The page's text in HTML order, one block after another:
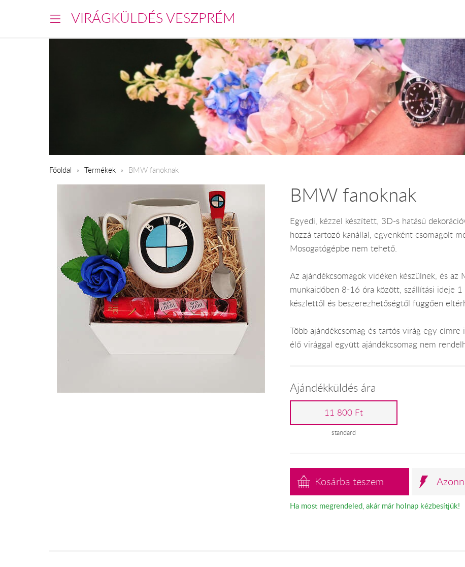
VIRÁGKÜLDÉS VESZPRÉM
Főoldal Termékek BMW fanoknak
BMW fanoknak
Egyedi, kézzel készített, 3D-s hatású
hozzá tartozó kanállal, egyenként csomagolt
Mosogatógépbe nem tehető.
Az ajándékcsomagok vidéken készülnek, és
munkaidőben 8-16 óra között, szállítási ideje
készlettől és beszerezhetőségtől függően
Több ajándékcsomag és tartós virág egy
élő virággal együtt ajándékcsomag nem
Ajándékküldés ára
11 800 Ft
standard
Kosárba teszem
Ha most megrendeled, akár már holnap kézbesítjük!